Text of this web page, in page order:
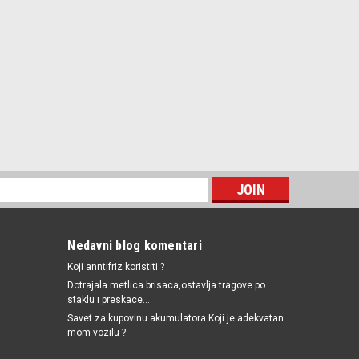
Nedavni blog komentari
Koji anntifriz koristiti ?
Dotrajala metlica brisaca,ostavlja tragove po
staklu i preskace...
Savet za kupovinu akumulatora.Koji je adekvatan
mom vozilu ?